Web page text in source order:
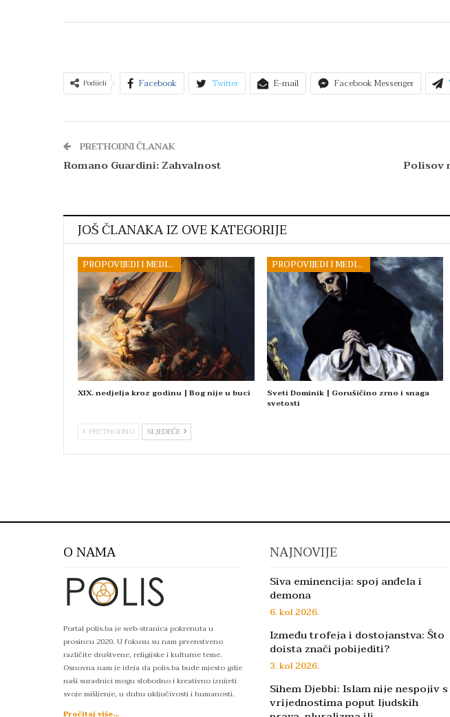
Podijeli Facebook Twitter E-mail Facebook Messenger
PRETHODNI ČLANAK
Romano Guardini: Zahvalnost
Polisov
JOŠ ČLANAKA IZ OVE KATEGORIJE
PROPOVIJEDI I MEDITACIJE
XIX. nedjelja kroz godinu | Bog nije u buci
PROPOVIJEDI I MEDITACIJE
Sveti Dominik | Gorušičino zrno i snaga
svetosti
PRETHODNO SLJEDEĆE
O NAMA
Portal polis.ba je web-stranica pokrenuta u
prosincu 2020. U fokusu su nam prvenstveno
različite društvene, religijske i kulturne teme.
Osnovna nam je ideja da polis.ba bude mjesto gdje
naši suradnici mogu slobodno i kreativno iznijeti
svoje mišljenje, u duhu uključivosti i humanosti.
Pročitaj više...
NAJNOVIJE
Siva eminencija: spoj anđela i
demona
6. kol 2026.
Između trofeja i dostojanstva: Što
doista znači pobijediti?
3. kol 2026.
Sihem Djebbi: Islam nije nespojiv s
vrijednostima poput ljudskih